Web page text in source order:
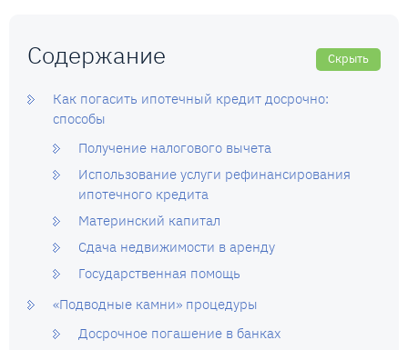
Содержание Скрыть
Как погасить ипотечный кредит досрочно:
способы
Получение налогового вычета
Использование услуги рефинансирования
ипотечного кредита
Материнский капитал
Сдача недвижимости в аренду
Государственная помощь
«Подводные камни» процедуры
Досрочное погашение в банках